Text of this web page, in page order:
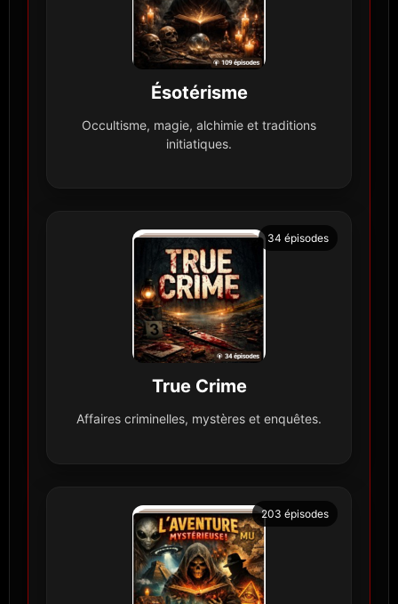
Ésotérisme
Occultisme, magie, alchimie et traditions
initiatiques.
34 épisodes
True Crime
Affaires criminelles, mystères et enquêtes.
203 épisodes